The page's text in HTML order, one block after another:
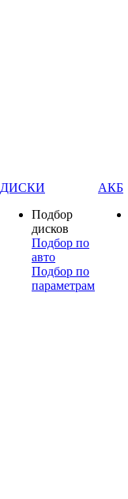
ДИСКИ
Подбор
дисков
Подбор по
авто
Подбор по
параметрам
АКБ